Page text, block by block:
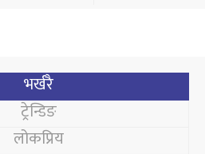
भर्खरै
ट्रेन्डिङ
लोकप्रिय